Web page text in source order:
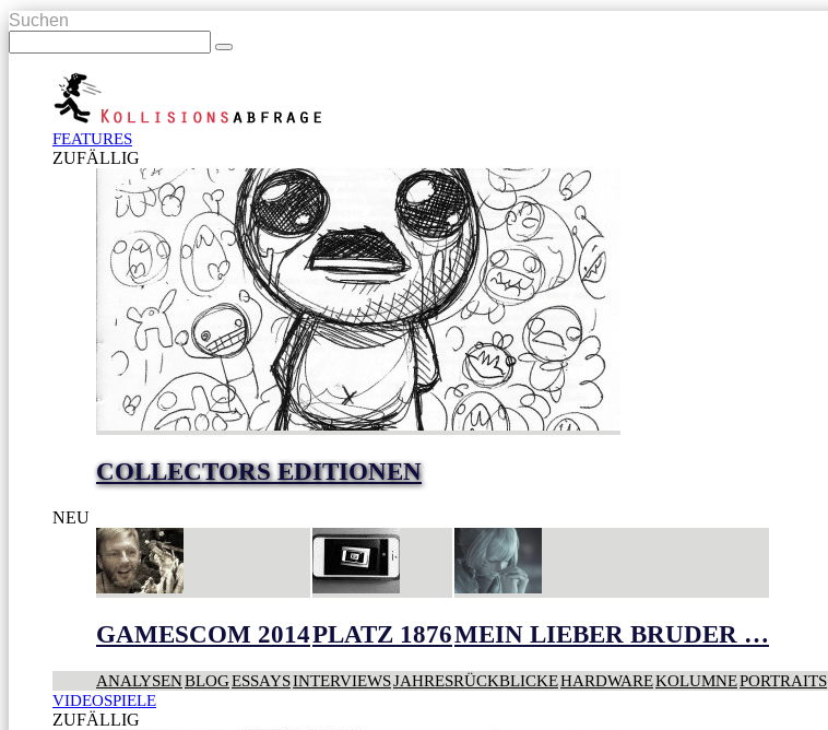
Suchen
FEATURES
ZUFÄLLIG
COLLECTORS EDITIONEN
NEU
GAMESCOM 2014PLATZ 1876MEIN LIEBER BRUDER …
ANALYSENBLOGESSAYSINTERVIEWSJAHRESRÜCKBLICKEHARDWAREKOLUMNEPORTRAITS
VIDEOSPIELE
ZUFÄLLIG